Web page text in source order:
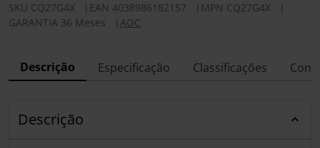
SKU CQ27G4X EAN 4038986182157 MPN CQ27G4X
GARANTIA 36 Meses
AOC
Descrição Especificação Classificações
Descrição